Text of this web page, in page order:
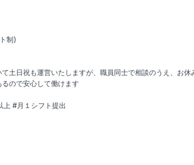
制)
土日祝も運営いたしますが、職員同士で相談のうえ、お休
ので安心して働けます
上 #月１シフト提出